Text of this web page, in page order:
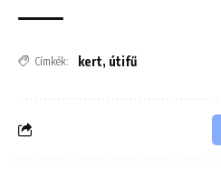
Címkék: kert, útifű